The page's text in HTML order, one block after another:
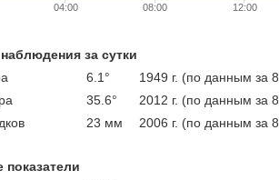
04:00 08:00 12:00
за сутки
6.1°
1949 г. (по данным за
35.6°
2012 г. (по данным за
23 мм 2006 г. (по данным за
показатели